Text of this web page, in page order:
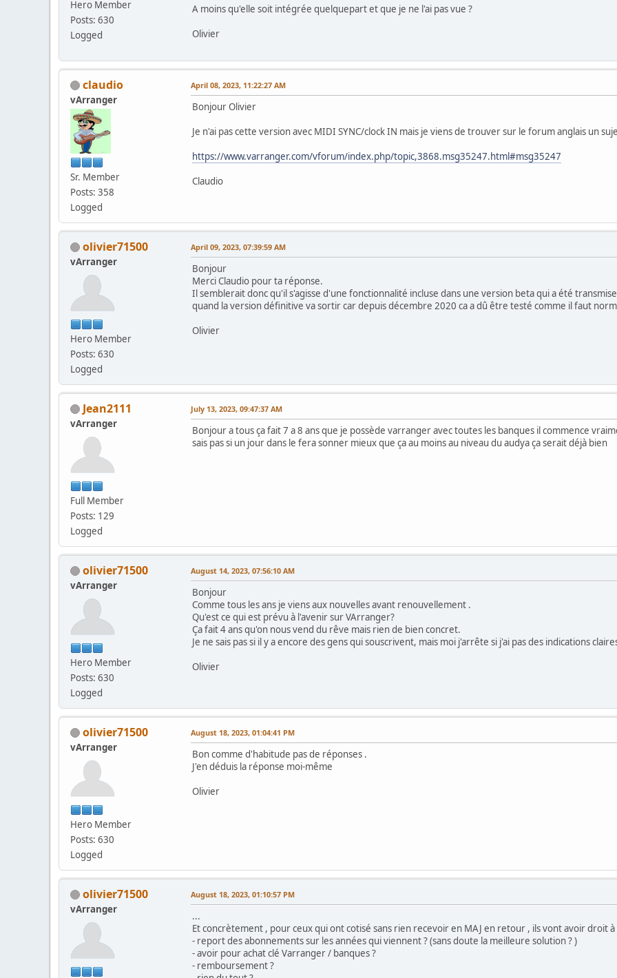
Hero Member
Posts: 630
Logged
A moins qu'elle soit intégrée quelquepart et que je ne l'ai pas vue ?
Olivier
claudio
vArranger
Sr. Member
Posts: 358
Logged
April 08, 2023, 11:22:27 AM
Bonjour Olivier
Je n'ai pas cette version avec MIDI SYNC/clock IN mais je viens de trouver sur le forum anglais un
https://www.varranger.com/vforum/index.php/topic,3868.msg35247.html#msg35247
Claudio
olivier71500
vArranger
Hero Member
Posts: 630
Logged
April 09, 2023, 07:39:59 AM
Bonjour
Merci Claudio pour ta réponse.
Il semblerait donc qu'il s'agisse d'une fonctionnalité incluse dans une version beta qui a été
quand la version définitive va sortir car depuis décembre 2020 ca a dû être testé comme il faut
Olivier
Jean2111
vArranger
Full Member
Posts: 129
Logged
July 13, 2023, 09:47:37 AM
Bonjour a tous ça fait 7 a 8 ans que je possède varranger avec toutes les banques il commence
sais pas si un jour dans le fera sonner mieux que ça au moins au niveau du audya ça serait déjà bien
olivier71500
vArranger
Hero Member
Posts: 630
Logged
August 14, 2023, 07:56:10 AM
Bonjour
Comme tous les ans je viens aux nouvelles avant renouvellement .
Qu'est ce qui est prévu à l'avenir sur VArranger?
Ça fait 4 ans qu'on nous vend du rêve mais rien de bien concret.
Je ne sais pas si il y a encore des gens qui souscrivent, mais moi j'arrête si j'ai pas des indications
Olivier
olivier71500
vArranger
Hero Member
Posts: 630
Logged
August 18, 2023, 01:04:41 PM
Bon comme d'habitude pas de réponses .
J'en déduis la réponse moi-même
Olivier
olivier71500
vArranger
August 18, 2023, 01:10:57 PM
...
Et concrètement , pour ceux qui ont cotisé sans rien recevoir en MAJ en retour , ils vont avoir droit à
- report des abonnements sur les années qui viennent ? (sans doute la meilleure solution ? )
- avoir pour achat clé Varranger / banques ?
- remboursement ?